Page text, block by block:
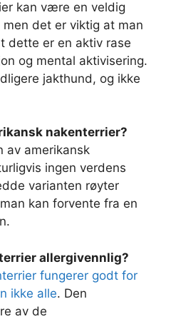
kan være en veldig
det er viktig at man
dette er en aktiv rase
og mental aktivisering.
jakthund, og ikke
nakenterrier?
av amerikansk
ingen verdens
varianten røyter
kan forvente fra en
allergivennlig?
fungerer godt for
ikke alle. Den
av de